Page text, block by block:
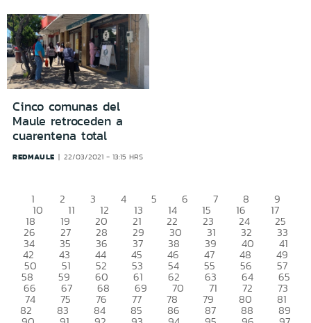
Cinco comunas del
Maule retroceden a
cuarentena total
REDMAULE 22/03/2021 - 13:15 HRS
1 2 3 4 5 6 7 8 9
10 11 12 13 14 15 16 17
18 19 20 21 22 23 24 25
26 27 28 29 30 31 32 33
34 35 36 37 38 39 40 41
42 43 44 45 46 47 48 49
50 51 52 53 54 55 56 57
58 59 60 61 62 63 64 65
66 67 68 69 70 71 72 73
74 75 76 77 78 79 80 81
82 83 84 85 86 87 88 89